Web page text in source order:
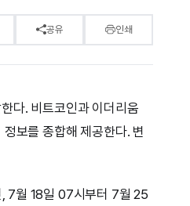
공유 인쇄
다. 비트코인과 이더리움
보를 종합해 제공한다. 변
7월 18일 07시부터 7월 25